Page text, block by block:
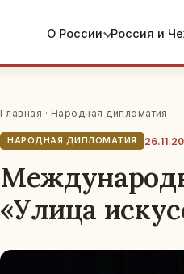
О России Россия и
Главная · Народная дипломатия
НАРОДНАЯ ДИПЛОМАТИЯ
«Улица